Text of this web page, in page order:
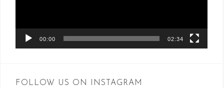
00:00 02:34
FOLLOW US ON INSTAGRAM